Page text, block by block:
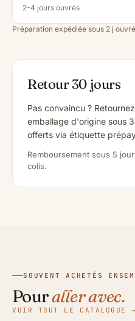
2-4 jours ouvrés
Préparation expédiée sous 2 j
Retour 30 jours
Pas convaincu ?
emballage d'origine sous
offerts via étiquette
Remboursement sous 5
colis.
SOUVENT ACHETÉS
Pouraller avec.
VOIR TOUT LE CATALOGUE →